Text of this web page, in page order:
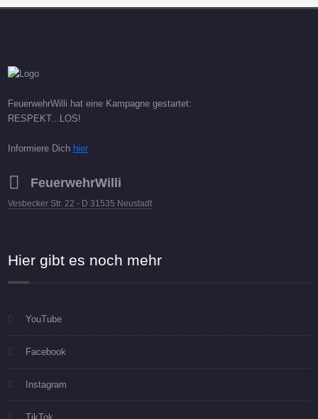
FeuerwehrWilli hat eine Kampagne gestartet:
RESPEKT...LOS!
Informiere Dich hier
FeuerwehrWilli
Vesbecker Str. 22 - D 31535 Neustadt
Hier gibt es noch mehr
YouTube
Facebook
Instagram